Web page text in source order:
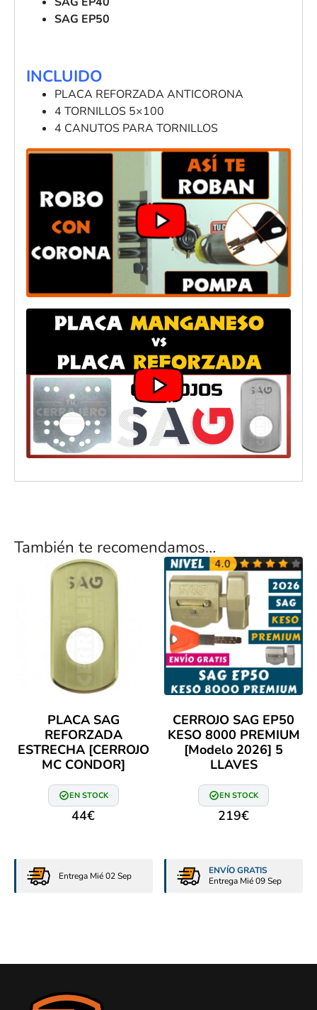
SAG EP50
INCLUIDO
PLACA REFORZADA ANTICORONA
4 TORNILLOS 5×100
4 CANUTOS PARA TORNILLOS
También te recomendamos…
PLACA SAG
REFORZADA
ESTRECHA [CERROJO
MC CONDOR]
EN STOCK
44€
Entrega Mié 02 Sep
CERROJO SAG EP50
KESO 8000 PREMIUM
[Modelo 2026] 5
LLAVES
EN STOCK
219€
ENVÍO GRATIS
Entrega Mié 09 Sep